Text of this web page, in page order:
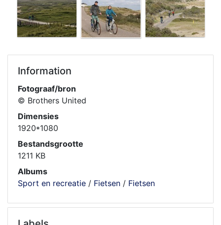
Information
Fotograaf/bron
© Brothers United
Dimensies
1920*1080
Bestandsgrootte
1211 KB
Albums
Sport en recreatie / Fietsen / Fietsen